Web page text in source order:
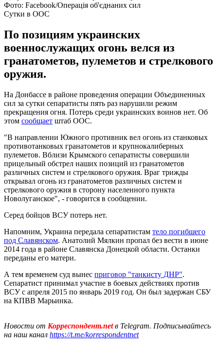
Фото: Facebook/Операція об'єднаних сил
Сутки в ООС
По позициям украинских
военнослужащих огонь велся из
гранатометов, пулеметов и стрелкового
оружия.
На Донбассе в районе проведения операции Объединенных
сил за сутки сепаратисты пять раз нарушили режим
прекращения огня. Потерь среди украинских воинов нет. Об
этом сообщает штаб ООС.
"В направлении Южного противник вел огонь из станковых
противотанковых гранатометов и крупнокалиберных
пулеметов. Вблизи Крымского сепаратисты совершили
прицельный обстрел наших позиций из гранатометов
различных систем и стрелкового оружия. Враг трижды
открывал огонь из гранатометов различных систем и
стрелкового оружия в сторону населенного пункта
Новолуганское", - говорится в сообщении.
Серед бойцов ВСУ потерь нет.
Напомним, Украина передала сепаратистам тело погибшего
под Славянском. Анатолий Мялкин пропал без вести в июне
2014 года в районе Славянска Донецкой области. Останки
переданы его матери.
А тем временем суд вынес приговор "танкисту ДНР".
Сепаратист принимал участие в боевых действиях против
ВСУ с апреля 2015 по январь 2019 год. Он был задержан СБУ
на КПВВ Марьинка.
Новости от Корреспондент.netв Telegram. Подписывайтесь
на наш канал https://t.me/korrespondentnet